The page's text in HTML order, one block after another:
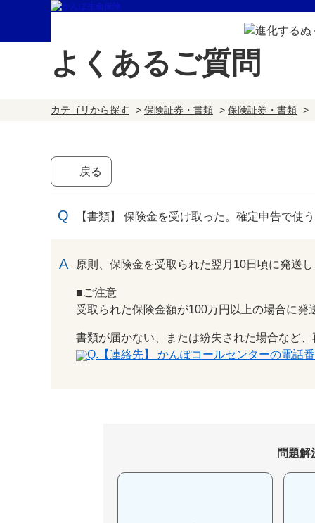
よくあるご質問
カテゴリから探す > 保険証券・書類 > 保険証券・書類 >
戻る
【書類】 保険金を受け取った。確定申告で使
原則、保険金を受取られた翌月10日頃に発送し
■ご注意
受取られた保険金額が100万円以上の場合に発
書類が届かない、または紛失された場合など
Q.【連絡先】 かんぽコールセンターの電話
問題解